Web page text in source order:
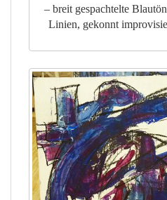
– breit gespachtelte
Linien, gekonnt